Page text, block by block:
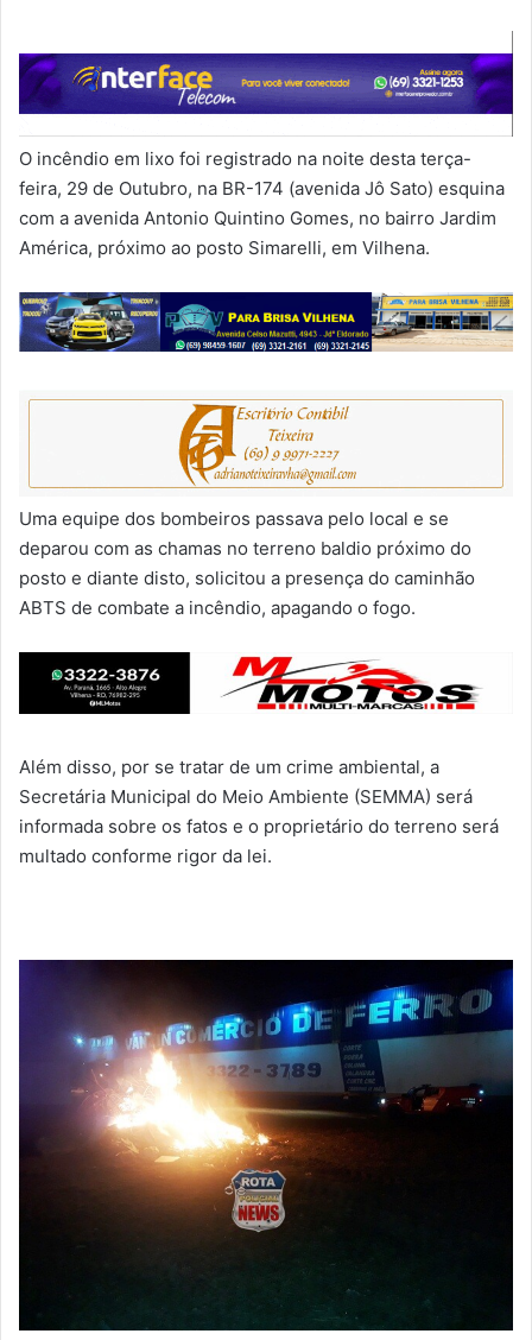
O incêndio em lixo foi registrado na noite desta terça-
feira, 29 de Outubro, na BR-174 (avenida Jô Sato) esquina
com a avenida Antonio Quintino Gomes, no bairro Jardim
América, próximo ao posto Simarelli, em Vilhena.
Uma equipe dos bombeiros passava pelo local e se
deparou com as chamas no terreno baldio próximo do
posto e diante disto, solicitou a presença do caminhão
ABTS de combate a incêndio, apagando o fogo.
Além disso, por se tratar de um crime ambiental, a
Secretária Municipal do Meio Ambiente (SEMMA) será
informada sobre os fatos e o proprietário do terreno será
multado conforme rigor da lei.